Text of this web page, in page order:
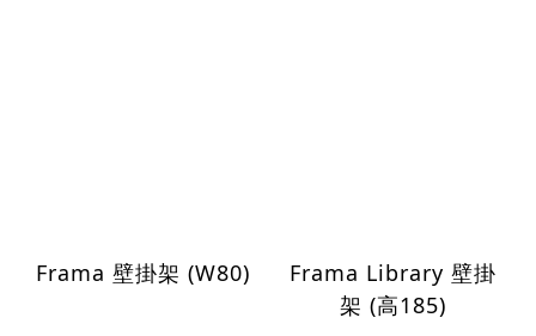
Frama 壁掛架 (W80)
Frama Library 壁掛
架 (高185)